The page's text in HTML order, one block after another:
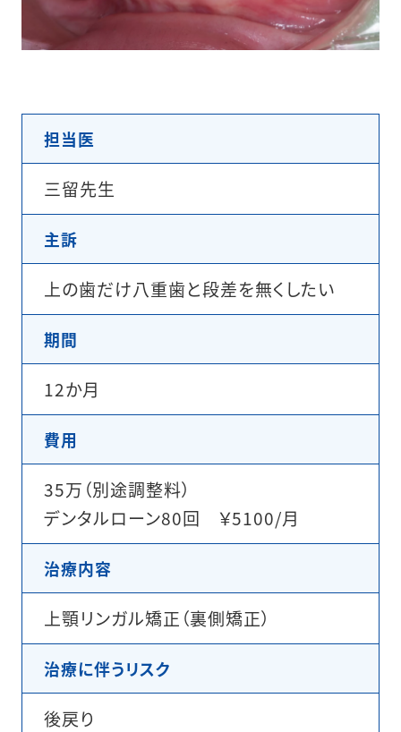
担当医
三留先生
主訴
上の歯だけ八重歯と段差を無くしたい
期間
12か月
費用
35万（別途調整料）
デンタルローン80回 ￥5100/月
治療内容
上顎リンガル矯正（裏側矯正）
治療に伴うリスク
後戻り